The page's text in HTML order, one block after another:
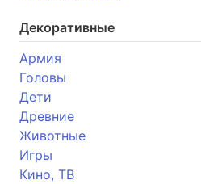
Декоративные
Армия
Головы
Дети
Древние
Животные
Игры
Кино, ТВ